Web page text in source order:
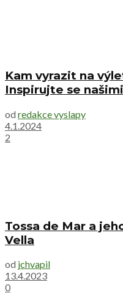
Kam vyrazit na
Inspirujte se
od redakce vyslapy
4.1.2024
2
Tossa de Mar a
Vella
od jchvapil
13.4.2023
0